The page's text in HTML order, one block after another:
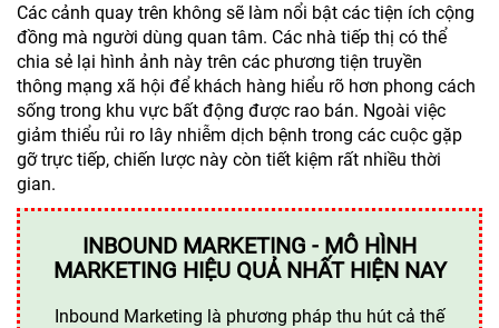
Các cảnh quay trên không sẽ làm nổi bật các tiện ích cộng
đồng mà người dùng quan tâm. Các nhà tiếp thị có thể
chia sẻ lại hình ảnh này trên các phương tiện truyền
thông mạng xã hội để khách hàng hiểu rõ hơn phong cách
sống trong khu vực bất động được rao bán. Ngoài việc
giảm thiểu rủi ro lây nhiễm dịch bệnh trong các cuộc gặp
gỡ trực tiếp, chiến lược này còn tiết kiệm rất nhiều thời
gian.
INBOUND MARKETING - MÔ HÌNH
MARKETING HIỆU QUẢ NHẤT HIỆN NAY
Inbound Marketing là phương pháp thu hút cả thế